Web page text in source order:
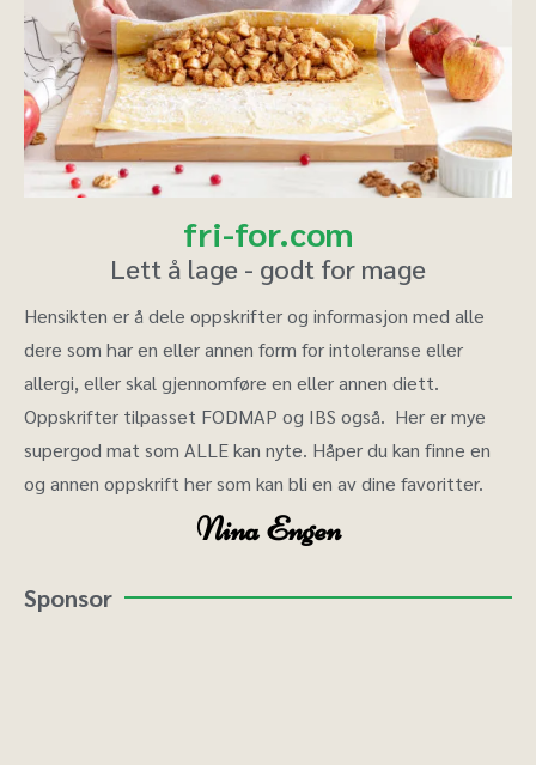
fri-for.com
Lett å lage - godt for mage
Hensikten er å dele oppskrifter og informasjon med alle
dere som har en eller annen form for intoleranse eller
allergi, eller skal gjennomføre en eller annen diett.
Oppskrifter tilpasset FODMAP og IBS også. Her er mye
supergod mat som ALLE kan nyte. Håper du kan finne en
og annen oppskrift her som kan bli en av dine favoritter.
Nina Engen
Sponsor